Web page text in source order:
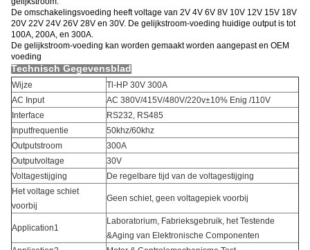
De omschakelingsvoeding heeft voltage van 2V 4V 6V 8V 10V 12V 15V 18V
20V 22V 24V 26V 28V en 30V. De gelijkstroom-voeding huidige output is tot
100A, 200A, en 300A.
De gelijkstroom-voeding kan worden gemaakt worden aangepast en OEM
voeding
Technisch Gegevensblad
Wijze
Tl-HP 30V 300A
AC Input
AC 380V/415V/480V/220v±10% Enig /110V
Interface
RS232, RS485
Inputfrequentie
50khz/60khz
Outputstroom
300A
Outputvoltage
30V
Voltagestijging
De regelbare tijd van de voltagestijging
Het voltage schiet
voorbij
Geen schiet, geen voltagepiek voorbij
Application1
Laboratorium, Fabrieksgebruik, het Testende
&Aging van Elektronische Componenten